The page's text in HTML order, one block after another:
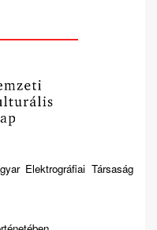
Elektrográfiai Társaság